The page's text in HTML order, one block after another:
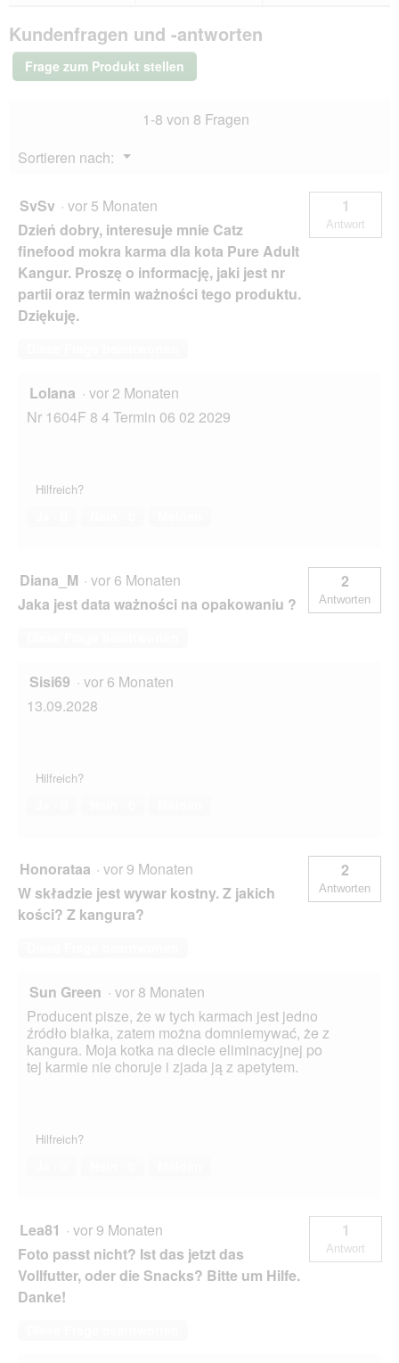
Nassfutter
Katze
Adult
Kundenfragen und -antworten
Frage zum Produkt stellen
1-8 von 8 Fragen
Sortieren nach:
▼
Menü
SvSv · vor 5 Monaten
Dzień dobry, interesuje mnie Catz
finefood mokra karma dla kota Pure Adult
Kangur. Proszę o informację, jaki jest nr
partii oraz termin ważności tego produktu.
Dziękuję.
1
Antwort
Lolana · vor 2 Monaten
Nr 1604F 8 4 Termin 06 02 2029
Hilfreich?
Diana_M · vor 6 Monaten
Jaka jest data ważności na opakowaniu ?
2
Antworten
Sisi69 · vor 6 Monaten
13.09.2028
Hilfreich?
Honorataa · vor 9 Monaten
W składzie jest wywar kostny. Z jakich
kości? Z kangura?
2
Antworten
Sun Green · vor 8 Monaten
Producent pisze, że w tych karmach jest jedno
źródło białka, zatem można domniemywać, że z
kangura. Moja kotka na diecie eliminacyjnej po
tej karmie nie choruje i zjada ją z apetytem.
Hilfreich?
Lea81 · vor 9 Monaten
Foto passt nicht? Ist das jetzt das
Vollfutter, oder die Snacks? Bitte um Hilfe.
Danke!
1
Antwort